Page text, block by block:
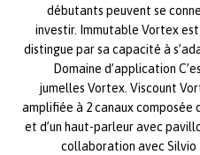
débutants peuvent se
investir. Immutable Vortex
distingue par sa capacité à
Domaine d’application
jumelles Vortex. Viscount
amplifiée à 2 canaux
et d’un haut-parleur avec
collaboration avec